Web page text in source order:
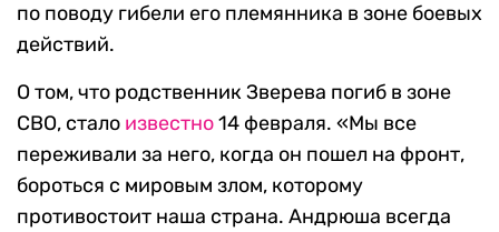
по поводу гибели его племянника в зоне боевых
действий.
О том, что родственник Зверева погиб в зоне
СВО, стало известно14 февраля. «Мы все
переживали за него, когда он пошел на фронт,
бороться с мировым злом, которому
противостоит наша страна. Андрюша всегда